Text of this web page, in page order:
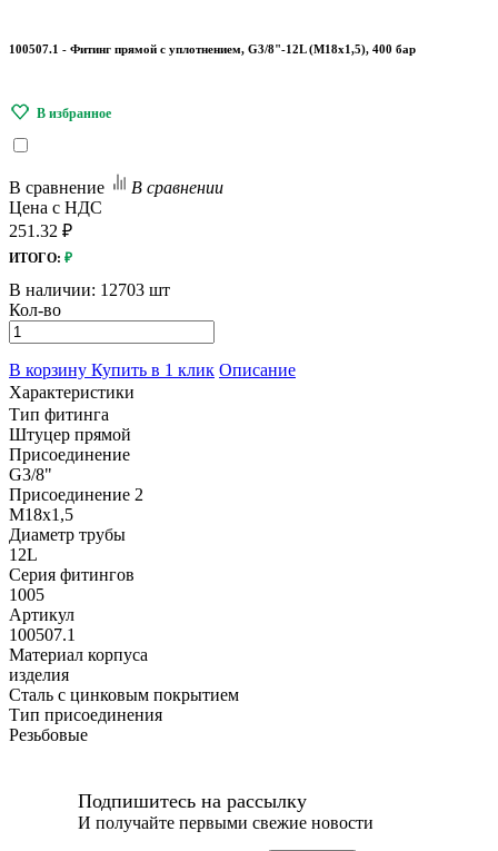
100507.1 - Фитинг прямой с уплотнением, G3/8"-12L (М18х1,5), 400 бар
В сравнение
В сравнении
Цена с НДС
251.32 ₽
ИТОГО: ₽
В наличии: 12703 шт
Кол-во
В корзину Купить в 1 клик Описание
Характеристики
Тип фитинга
Штуцер прямой
Присоединение
G3/8"
Присоединение 2
M18x1,5
Диаметр трубы
12L
Серия фитингов
1005
Артикул
100507.1
Материал корпуса
изделия
Сталь с цинковым покрытием
Тип присоединения
Резьбовые
Подпишитесь на рассылку
И получайте первыми свежие новости